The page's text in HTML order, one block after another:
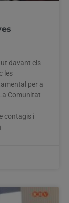
davant els
les
per a
Comunitat
contagis i